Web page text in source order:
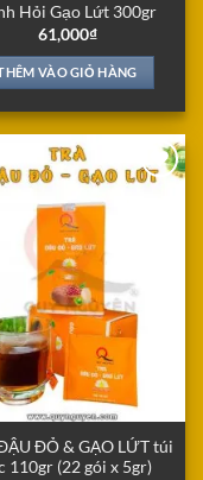
Hỏi Gạo Lứt 300gr
61,000₫
VÀO GIỎ HÀNG
ĐỎ & GẠO LỨT túi
110gr (22 gói x 5gr)